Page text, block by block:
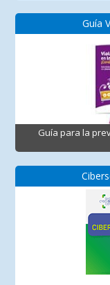
Guía
Guía para la